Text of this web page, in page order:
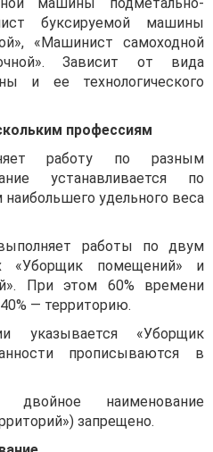
буксируемой машины
«Машинист самоходной
Зависит от вида
и ее технологического
профессиям
работу по разным
устанавливается по
удельного веса
работы по двум
«Уборщик помещений» и
При этом 60% времени
— территорию.
указывается «Уборщик
прописываются в
двойное наименование
запрещено.